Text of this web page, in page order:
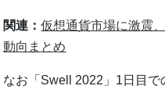
関連：仮想通貨市場に激震
動向まとめ
なお「Swell 2022」1日目で